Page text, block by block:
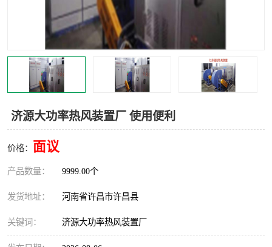
济源大功率热风装置厂 使用便利
价格： 面议
产品数量： 9999.00个
发货地址： 河南省许昌市许昌县
关键词： 济源大功率热风装置厂
热环境试验设备
红外辐射表面材料 定波长红外辐射加热器
快速红外辐射聚焦炉 烤箱烘箱